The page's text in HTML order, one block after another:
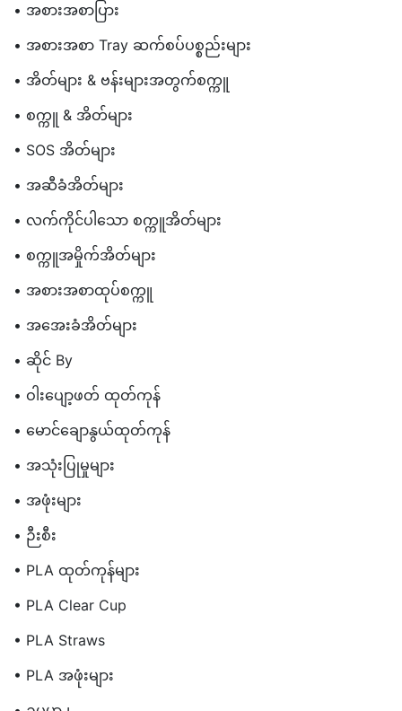
• အစားအစာပြား
• အစားအစာ Tray ဆက်စပ်ပစ္စည်းများ
• အိတ်များ & ဗန်းများအတွက်စက္ကူ
• စက္ကူ & အိတ်များ
• SOS အိတ်များ
• အဆီခံအိတ်များ
• လက်ကိုင်ပါသော စက္ကူအိတ်များ
• စက္ကူအမှိုက်အိတ်များ
• အစားအစာထုပ်စက္ကူ
• အအေးခံအိတ်များ
• ဆိုင် By
• ဝါးပျော့ဖတ် ထုတ်ကုန်
• မောင်ချောနွယ်ထုတ်ကုန်
• အသုံးပြုမှုများ
• အဖုံးများ
• ဉီးစီး
• PLA ထုတ်ကုန်များ
• PLA Clear Cup
• PLA Straws
• PLA အဖုံးများ